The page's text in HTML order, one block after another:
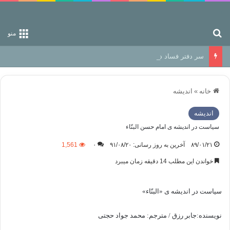
منو
سر دفتر فساد در زمین‌، دوری وکناره‌گیری از راه خداست‌!
خانه » اندیشه
اندیشه
سیاست در اندیشه ی امام حسن البنّاء
۸۹/۰۱/۲۱ آخرین به روز رسانی: ۹۱/۰۸/۲۰ ۰ 1,561
خواندن این مطلب 14 دقیقه زمان میبرد
سیاست در اندیشه ی «البنّاء»
نويسنده:جابر رزق / مترجم: محمد جواد حجتی